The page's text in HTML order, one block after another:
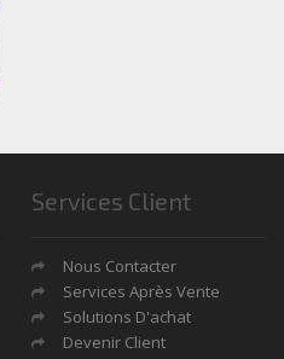
Services Client
Nous Contacter
Services Après Vente
Solutions D'achat
Devenir Client